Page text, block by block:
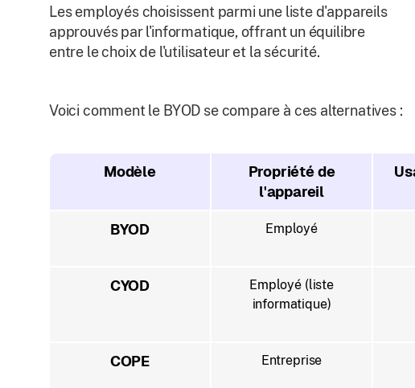
Les employés choisissent parmi une liste d'appareils
approuvés par l'informatique, offrant un équilibre
entre le choix de l'utilisateur et la sécurité.
Voici comment le BYOD se compare à ces alternatives :
Modèle
Propriété de
l'appareil
BYOD Employé
CYOD
Employé (liste
informatique)
COPE Entreprise